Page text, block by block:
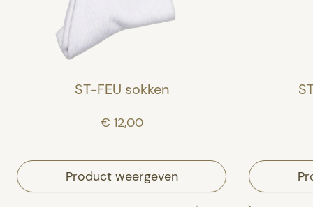
ST-FEU sokken
€ 12,00
Product weergeven